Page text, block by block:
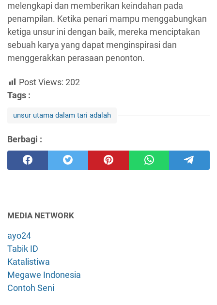
melengkapi dan memberikan keindahan pada
penampilan. Ketika penari mampu menggabungkan
ketiga unsur ini dengan baik, mereka menciptakan
sebuah karya yang dapat menginspirasi dan
menggerakkan perasaan penonton.
Post Views: 202
Tags :
unsur utama dalam tari adalah
Berbagi :
MEDIA NETWORK
ayo24
Tabik ID
Katalistiwa
Megawe Indonesia
Contoh Seni